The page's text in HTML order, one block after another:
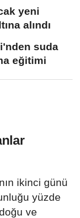
yeni
alındı
suda
eğitimi
ikinci günü
yüzde
ve